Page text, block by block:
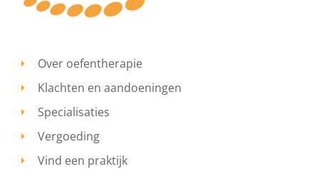
Over oefentherapie
Klachten en aandoeningen
Specialisaties
Vergoeding
Vind een praktijk